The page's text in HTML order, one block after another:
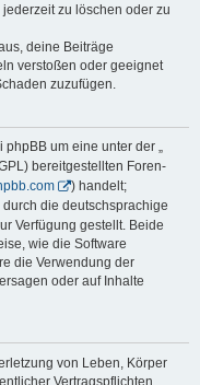
zu löschen oder zu
deine Beiträge
verstoßen oder geeignet
zuzufügen.
phpBB um eine unter der „
bereitgestellten Foren-
) handelt;
die deutschsprachige
Verfügung gestellt. Beide
wie die Software
die Verwendung der
oder auf Inhalte
von Leben, Körper
Vertragspflichten